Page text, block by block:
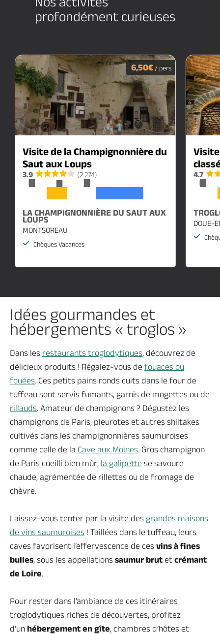
profondément curieuses
6,50€ / pers.
Visite de la Champignonnière du
Saut aux Loups
3.9 (2 274)
LA CHAMPIGNONNIÈRE DU SAUT AUX
LOUPS
MONTSOREAU
Chèques Vacances
4.7
DOUE-
Idées gourmandes et
hébergements « troglos »
Dans les restaurants troglodytiques, découvrez de
délicieux produits ! Régalez-vous de fouaces ou
fouées. Ces petits pains ronds cuits dans le four de
tuffeau sont servis fumants, garnis de mogettes ou de
rillauds. Amateur de champignons ? Dégustez les
champignons de Paris, pleurotes et autres shiitakes
cultivés dans les champignonnières saumuroises
comme celle de la Cave aux Moines. Gros champignon
de Paris cueilli bien mûr, la galipette se savoure
chaude, agrémentée de rillettes ou de fromage de
chèvre.
Laissez-vous tenter par la visite des grandes maisons
de vins saumuroises ! Taillées dans le tuffeau, leurs
caves favorisent l’effervescence de ces vins à fines
bulles, sous les appellations saumur brut et crémant
de Loire.
Pour rester dans l’ambiance de ces itinéraires
troglodytiques riches de découvertes, profitez
d’un hébergement en gîte, chambres d’hôtes et